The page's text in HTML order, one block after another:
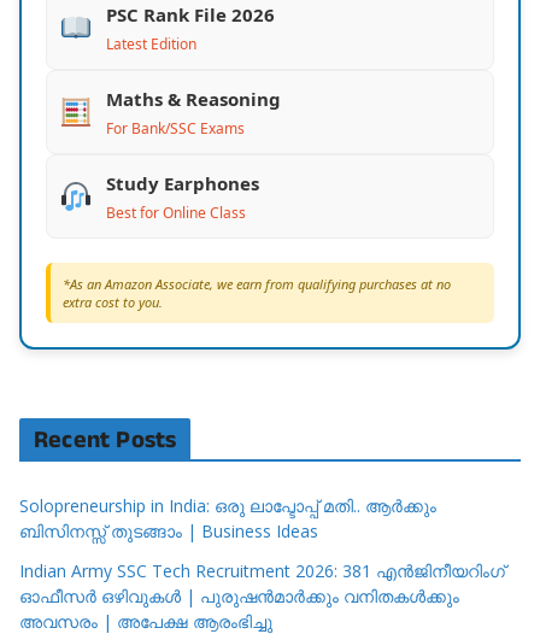
PSC Rank File 2026
Latest Edition
Maths & Reasoning
For Bank/SSC Exams
Study Earphones
Best for Online Class
*As an Amazon Associate, we earn from qualifying purchases at no
extra cost to you.
Recent Posts
Solopreneurship in India: ഒരു ലാപ്ടോപ്പ് മതി.. ആർക്കും
ബിസിനസ്സ് തുടങ്ങാം | Business Ideas
Indian Army SSC Tech Recruitment 2026: 381 എൻജിനീയറിംഗ്
ഓഫീസർ ഒഴിവുകൾ | പുരുഷൻമാർക്കും വനിതകൾക്കും
അവസരം | അപേക്ഷ ആരംഭിച്ചു